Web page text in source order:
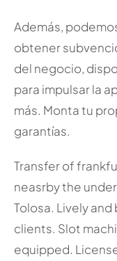
Además,
obtener
del negocio,
para impulsar la
más. Monta tu
garantías.
Transfer of
neasrby the
Tolosa. Lively
clients. Slot
equipped.